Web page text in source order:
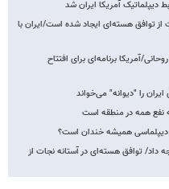
دیپلماتیک آمریکا ایران شد
توافق هسته‌ای ایجاد شده است/ایران با
آمریکا برنامه‌ای برای افتتاح
را "دیوانه" می‌خواند
نفع همه در منطقه است
دیپلماسی همیشه خندان است؟
داد/ توافق هسته‌ای در آستانه نجات از